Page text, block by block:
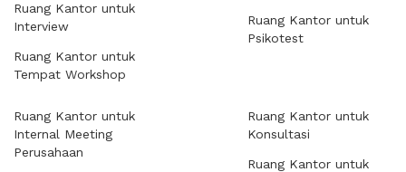
Ruang Kantor untuk
Interview
Ruang Kantor untuk
Tempat Workshop
Ruang Kantor untuk
Psikotest
Ruang Kantor untuk
Internal Meeting
Perusahaan
Ruang Kantor untuk
Konsultasi
Ruang Kantor untuk